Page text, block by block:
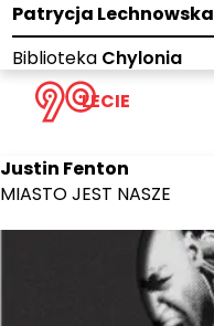
LECIE
Patrycja Lechnowska
Biblioteka Chylonia
Justin Fenton
MIASTO JEST NASZE